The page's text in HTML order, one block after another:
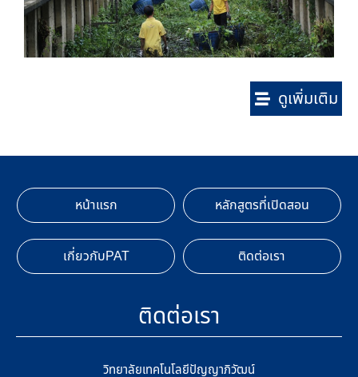
ดูเพิ่มเติม
หน้าแรก หลักสูตรที่เปิดสอน
เกี่ยวกับPAT ติดต่อเรา
ติดต่อเรา
วิทยาลัยเทคโนโลยีปัญญาภิวัฒน์